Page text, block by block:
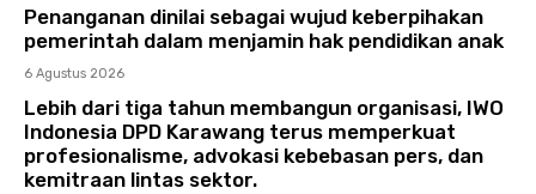
Penanganan dinilai sebagai wujud keberpihakan
pemerintah dalam menjamin hak pendidikan anak
6 Agustus 2026
Lebih dari tiga tahun membangun organisasi, IWO
Indonesia DPD Karawang terus memperkuat
profesionalisme, advokasi kebebasan pers, dan
kemitraan lintas sektor.